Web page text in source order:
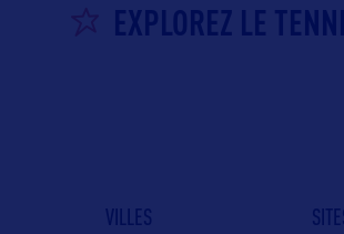
EXPLOREZ LE
VILLES